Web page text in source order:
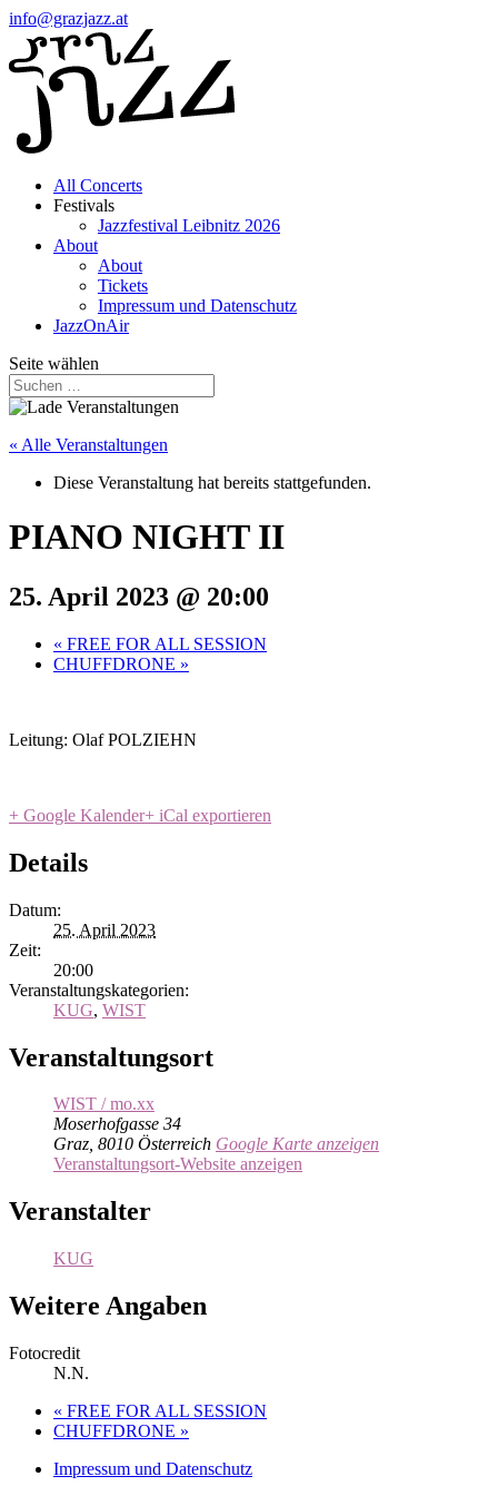
info@grazjazz.at
All Concerts
Festivals
Jazzfestival Leibnitz 2026
About
About
Tickets
Impressum und Datenschutz
JazzOnAir
Seite wählen
« Alle Veranstaltungen
Diese Veranstaltung hat bereits stattgefunden.
PIANO NIGHT II
25. April 2023 @ 20:00
« FREE FOR ALL SESSION
CHUFFDRONE »
Leitung: Olaf POLZIEHN
+ Google Kalender+ iCal exportieren
Details
Datum:
25. April 2023
Zeit:
20:00
Veranstaltungskategorien:
KUG, WIST
Veranstaltungsort
WIST / mo.xx
Moserhofgasse 34
Graz, 8010 Österreich Google Karte anzeigen
Veranstaltungsort-Website anzeigen
Veranstalter
KUG
Weitere Angaben
Fotocredit
N.N.
« FREE FOR ALL SESSION
CHUFFDRONE »
Impressum und Datenschutz